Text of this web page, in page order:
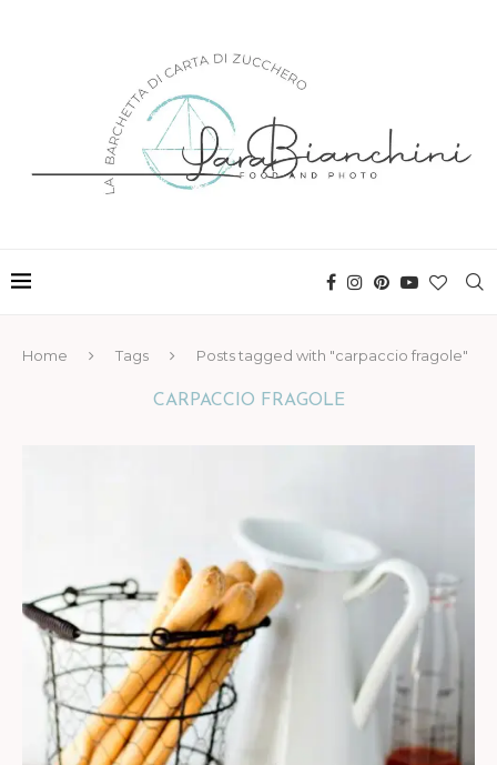
Home Tags Posts tagged with "carpaccio fragole"
CARPACCIO FRAGOLE